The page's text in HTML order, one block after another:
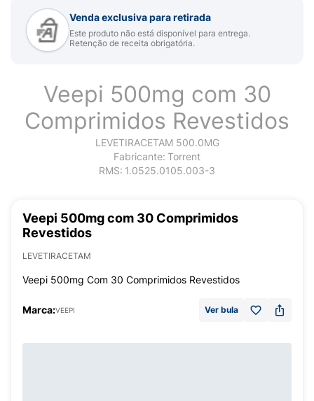
Venda exclusiva para retirada
Este produto não está disponível para entrega.
Retenção de receita obrigatória.
Veepi 500mg com 30
Comprimidos Revestidos
LEVETIRACETAM 500.0MG
Fabricante: Torrent
RMS: 1.0525.0105.003-3
Veepi 500mg com 30 Comprimidos
Revestidos
LEVETIRACETAM
Veepi 500mg Com 30 Comprimidos Revestidos
Marca:VEEPI Ver bula